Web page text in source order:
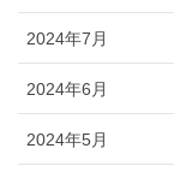
2024年7月
2024年6月
2024年5月